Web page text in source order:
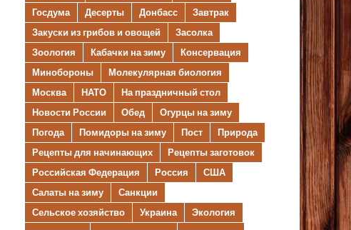
Госдума
Десерты Донбасс
Завтрак
Закуски из грибов и овощей
Засолка
Зоология
Кабачки на зиму
Консервация
Минобороны
Молекулярная биология
Москва
НАТО
На праздничный стол
Новости России
Обед
Огурцы на зиму
Погода
Помидоры на зиму Пост
Природа
Рецепты для начинающих
Рецепты заготовок
Российская Федерация
Россия
США
Салаты на зиму
Санкции
Сельское хозяйство
Украина
Экология